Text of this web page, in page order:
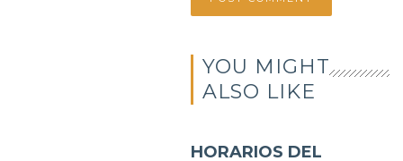
YOU MIGHT
ALSO LIKE
HORARIOS DEL